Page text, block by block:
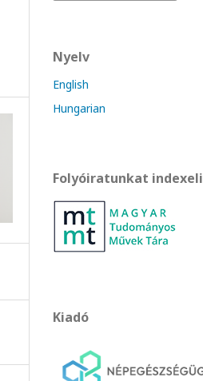
Nyelv
English
Hungarian
Folyóiratunkat indexeli
Kiadó